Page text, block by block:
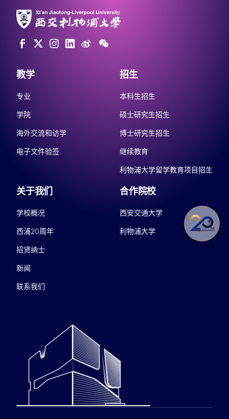
教学
专业
学院
海外交流和访学
电子文件验签
招生
本科生招生
硕士研究生招生
博士研究生招生
继续教育
利物浦大学留学教育项目招生
关于我们
学校概况
西浦20周年
招贤纳士
新闻
联系我们
合作院校
西安交通大学
利物浦大学